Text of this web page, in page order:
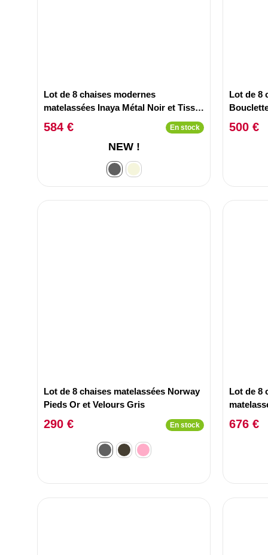
Lot de 8 chaises modernes
matelassées Inaya Métal Noir et Tissu
Gris
584 € En stock
NEW !
Lot de 8
500 €
Lot de 8 chaises matelassées Norway
Pieds Or et Velours Gris
290 € En stock
Lot de 8
Beige
676 €